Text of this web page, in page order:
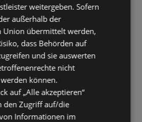
weitergeben. Sofern
außerhalb der
Union übermittelt werden,
dass Behörden auf
und sie auswerten
nicht
können.
auf „Alle akzeptieren“
den Zugriff auf/die
Informationen im